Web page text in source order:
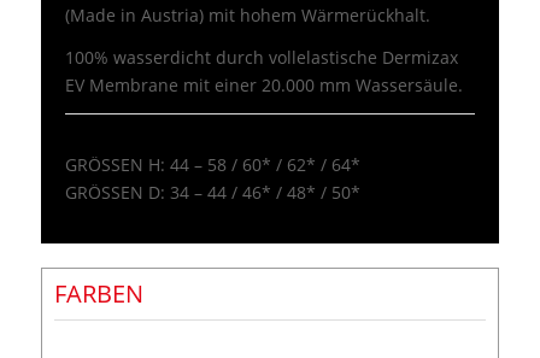
(Made in Austria) mit hohem Wärmerückhalt.
100% wasserdicht durch vollelastische Dermizax
EV Membrane mit einer 20.000 mm Wassersäule.
GRÖSSEN H: 44 – 58 / 60* / 62* / 64*
GRÖSSEN D: 34 – 44 / 46* / 48* / 50*
FARBEN